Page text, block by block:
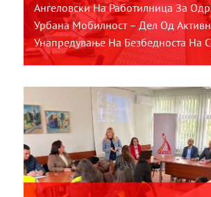
Ангеловски На Работилница За
Урбана Мобилност – Дел Од
Унапредување На Безбедноста На